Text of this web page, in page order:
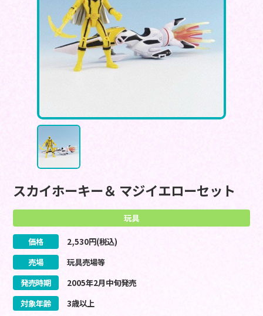
スカイホーキー＆ マジイエローセット
玩具
価格 2,530円(税込)
売場
玩具売場等
発売時期
2005年2月中旬発売
対象年齢
3歳以上